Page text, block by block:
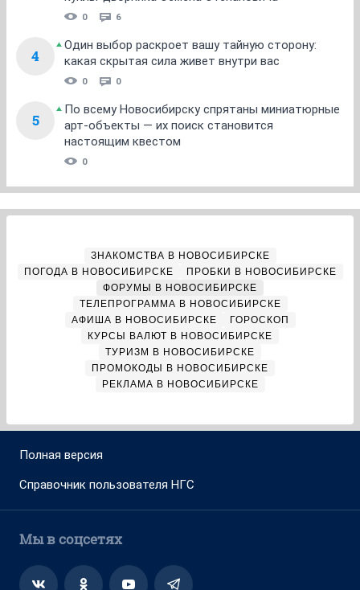
0 6
4
Один выбор раскроет вашу тайную сторону:
какая скрытая сила живет внутри вас
0 0
5
По всему Новосибирску спрятаны миниатюрные
арт-объекты — их поиск становится
настоящим квестом
0
ЗНАКОМСТВА В НОВОСИБИРСКЕ
ПОГОДА В НОВОСИБИРСКЕ
ПРОБКИ В НОВОСИБИРСКЕ
ФОРУМЫ В НОВОСИБИРСКЕ
ТЕЛЕПРОГРАММА В НОВОСИБИРСКЕ
АФИША В НОВОСИБИРСКЕ
ГОРОСКОП
КУРСЫ ВАЛЮТ В НОВОСИБИРСКЕ
ТУРИЗМ В НОВОСИБИРСКЕ
ПРОМОКОДЫ В НОВОСИБИРСКЕ
РЕКЛАМА В НОВОСИБИРСКЕ
Полная версия
Справочник пользователя НГС
Мы в соцсетях